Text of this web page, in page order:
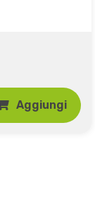
Aggiungi